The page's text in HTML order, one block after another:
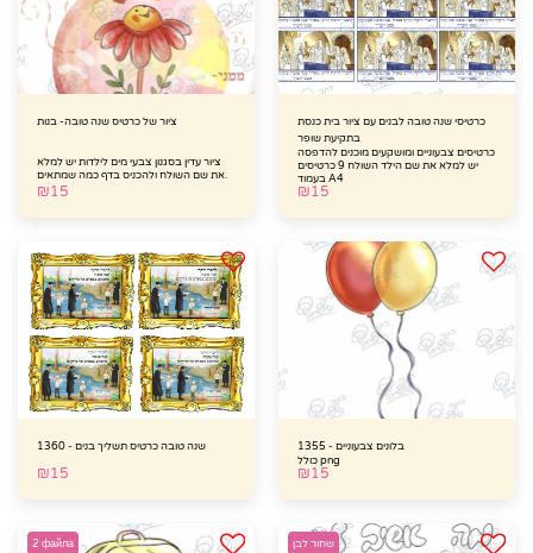
ציור של כרטיס שנה טובה- בנות
ציור עדין בסגנון צבעי מים לילדות יש למלא
את שם השולח ולהכניס בדף כמה שמתאים.
₪15
כרטיסי שנה טובה לבנים עם ציור בית כנסת
בתקיעת שופר
כרטיסים צבעוניים ומושקעים מוכנים להדפסה
יש למלא את שם הילד השולח 9 כרטיסים
בעמוד A4
₪15
שנה טובה כרטיס תשליך בנים - 1360
₪15
בלונים צבעוניים - 1355
כולל png
₪15
2 файла שחור לבן